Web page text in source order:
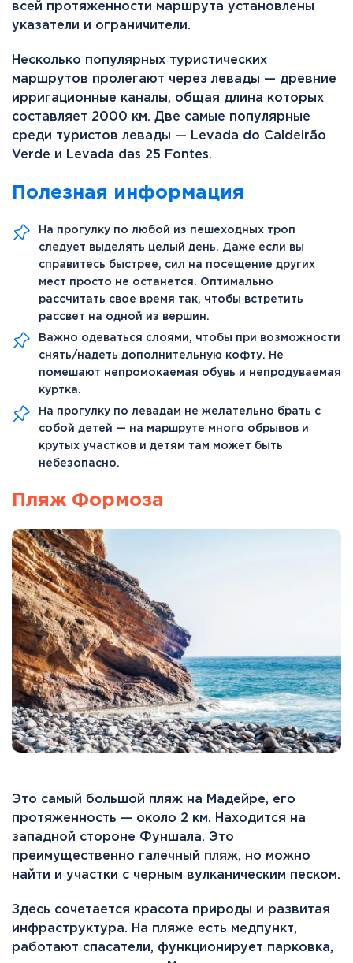
всей протяженности маршрута установлены
указатели и ограничители.
Несколько популярных туристических
маршрутов пролегают через левады — древние
ирригационные каналы, общая длина которых
составляет 2000 км. Две самые популярные
среди туристов левады — Levada do Caldeirão
Verde и Levada das 25 Fontes.
Полезная информация
На прогулку по любой из пешеходных троп
следует выделять целый день. Даже если вы
справитесь быстрее, сил на посещение других
мест просто не останется. Оптимально
рассчитать свое время так, чтобы встретить
рассвет на одной из вершин.
Важно одеваться слоями, чтобы при возможности
снять/надеть дополнительную кофту. Не
помешают непромокаемая обувь и непродуваемая
куртка.
На прогулку по левадам не желательно брать с
собой детей — на маршруте много обрывов и
крутых участков и детям там может быть
небезопасно.
Пляж Формоза
Это самый большой пляж на Мадейре, его
протяженность — около 2 км. Находится на
западной стороне Фуншала. Это
преимущественно галечный пляж, но можно
найти и участки с черным вулканическим песком.
Здесь сочетается красота природы и развитая
инфраструктура. На пляже есть медпункт,
работают спасатели, функционирует парковка,